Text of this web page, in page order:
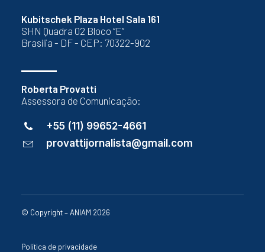
Kubitschek Plaza Hotel Sala 161
SHN Quadra 02 Bloco “E”
Brasília - DF - CEP: 70322-902
Roberta Provatti
Assessora de Comunicação:
+55 (11) 99652-4661
provattijornalista@gmail.com
© Copyright – ANIAM 2026
Política de privacidade